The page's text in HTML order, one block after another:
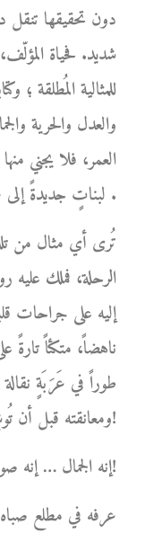
دون تحقيقها
شديد. فحياة
للمثالية المُطلقة ؛
والعدل والحرية
العمر، فلا يجني
لبناتٍ جديدةً إلى صروحه الخالدة .
تُرى أي مثال من
الرحلة، فملك
إليه على جراحات
ناهضاً، متكئاً تارةً
طوراً في عَرَبَةٍ
ومعانقته قبل أن تُوشِكَ شمسه على الغياب ؟!
إنه الجمال … إنه صورته المثلى … إنَّه الفن . . . الفن لا غير!
عرفه في مطلع